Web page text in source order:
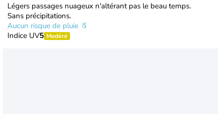
Légers passages nuageux n'altérant pas le beau temps.
Sans précipitations.
Aucun risque de pluie
Indice UV5 Modéré